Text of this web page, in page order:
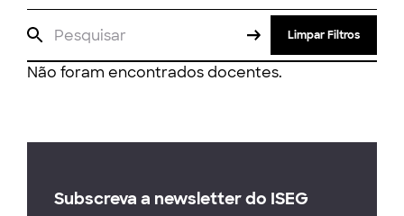
Limpar Filtros
Não foram encontrados docentes.
Subscreva a newsletter do ISEG